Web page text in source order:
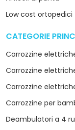
Low cost ortopedici
CATEGORIE
Carrozzine
Carrozzine
Carrozzine
Carrozzine per
Deambulatori a 4